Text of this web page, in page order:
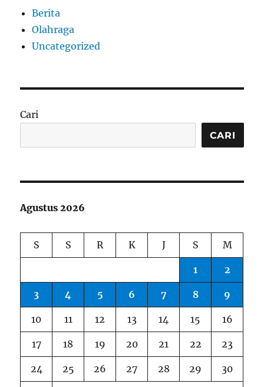
Berita
Olahraga
Uncategorized
Cari
CARI
Agustus 2026
S S R K J S M
1 2
3 4 5 6 7 8 9
10 11 12 13 14 15 16
17 18 19 20 21 22 23
24 25 26 27 28 29 30